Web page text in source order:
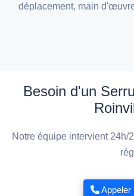
déplacement, main
Besoin d'un
Notre équipe intervient 24h/
Appeler